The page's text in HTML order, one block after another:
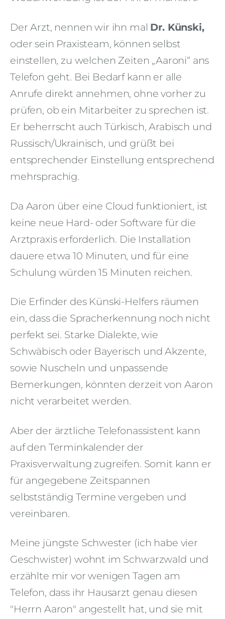
Der Arzt, nennen wir ihn mal Dr. Künski,
oder sein Praxisteam, können selbst
einstellen, zu welchen Zeiten „Aaroni“ ans
Telefon geht. Bei Bedarf kann er alle
Anrufe direkt annehmen, ohne vorher zu
prüfen, ob ein Mitarbeiter zu sprechen ist.
Er beherrscht auch Türkisch, Arabisch und
Russisch/Ukrainisch, und grüßt bei
entsprechender Einstellung entsprechend
mehrsprachig.
Da Aaron über eine Cloud funktioniert, ist
keine neue Hard- oder Software für die
Arztpraxis erforderlich. Die Installation
dauere etwa 10 Minuten, und für eine
Schulung würden 15 Minuten reichen.
Die Erfinder des Künski-Helfers räumen
ein, dass die Spracherkennung noch nicht
perfekt sei. Starke Dialekte, wie
Schwäbisch oder Bayerisch und Akzente,
sowie Nuscheln und unpassende
Bemerkungen, könnten derzeit von Aaron
nicht verarbeitet werden.
Aber der ärztliche Telefonassistent kann
auf den Terminkalender der
Praxisverwaltung zugreifen. Somit kann er
für angegebene Zeitspannen
selbstständig Termine vergeben und
vereinbaren.
Meine jüngste Schwester (ich habe vier
Geschwister) wohnt im Schwarzwald und
erzählte mir vor wenigen Tagen am
Telefon, dass ihr Hausarzt genau diesen
"Herrn Aaron" angestellt hat, und sie mit